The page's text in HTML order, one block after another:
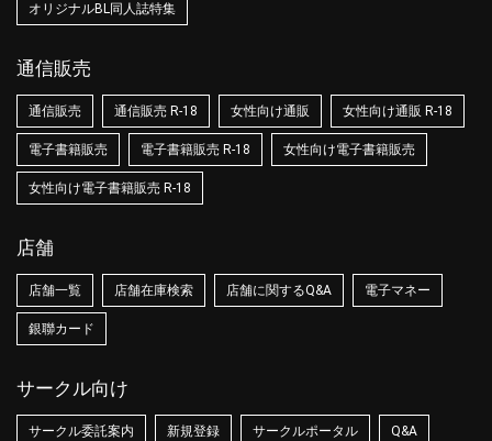
オリジナルBL同人誌特集
通信販売
通信販売 通信販売 R-18 女性向け通販 女性向け通販 R-18
電子書籍販売 電子書籍販売 R-18 女性向け電子書籍販売
女性向け電子書籍販売 R-18
店舗
店舗一覧 店舗在庫検索 店舗に関するQ&A 電子マネー
銀聯カード
サークル向け
サークル委託案内 新規登録 サークルポータル Q&A